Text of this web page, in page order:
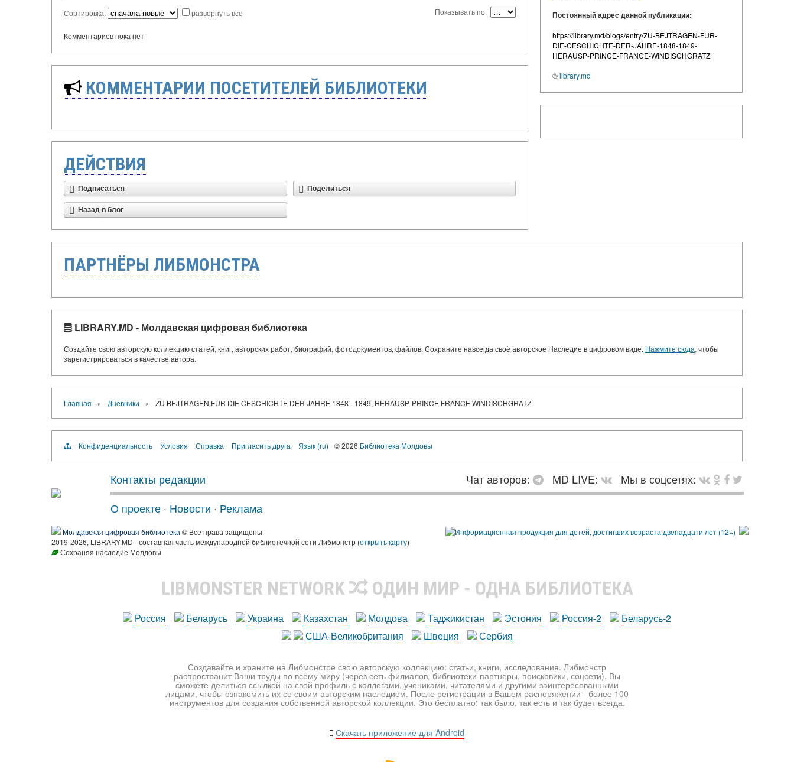
Сортировка: развернуть все Показывать по:
Комментариев пока нет
КОММЕНТАРИИ ПОСЕТИТЕЛЕЙ БИБЛИОТЕКИ
ДЕЙСТВИЯ
Подписаться Поделиться
Назад в блог
Постоянный адрес данной публикации:
https://library.md/blogs/entry/ZU-BEJTRAGEN-FUR-
DIE-CESCHICHTE-DER-JAHRE-1848-1849-
HERAUSP-PRINCE-FRANCE-WINDISCHGRATZ
©library.md
ПАРТНЁРЫ ЛИБМОНСТРА
LIBRARY.MD - Молдавская цифровая библиотека
Создайте свою авторскую коллекцию статей, книг, авторских работ, биографий, фотодокументов, файлов. Сохраните навсегда своё авторское Наследие в цифровом виде. Нажмите сюда, чтобы
зарегистрироваться в качестве автора.
Главная › Дневники › ZU BEJTRAGEN FUR DIE CESCHICHTE DER JAHRE 1848 - 1849, HERAUSP. PRINCE FRANCE WINDISCHGRATZ
Конфиденциальность Условия Справка Пригласить друга Язык (ru) © 2026 Библиотека Молдовы
Контакты редакции Чат авторов: MD LIVE:
Мы в соцсетях:
О проекте · Новости · Реклама
Молдавская цифровая библиотека © Все права защищены
2019-2026, LIBRARY.MD - составная часть международной библиотечной сети Либмонстр (открыть карту)
Сохраняя наследие Молдовы
LIBMONSTER NETWORK ОДИН МИР - ОДНА БИБЛИОТЕКА
Россия Беларусь Украина Казахстан Молдова Таджикистан Эстония Россия-2
Беларусь-2
США-Великобритания
Швеция Сербия
Создавайте и храните на Либмонстре свою авторскую коллекцию: статьи, книги, исследования. Либмонстр
распространит Ваши труды по всему миру (через сеть филиалов, библиотеки-партнеры, поисковики, соцсети). Вы
сможете делиться ссылкой на свой профиль с коллегами, учениками, читателями и другими заинтересованными
лицами, чтобы ознакомить их со своим авторским наследием. После регистрации в Вашем распоряжении - более 100
инструментов для создания собственной авторской коллекции. Это бесплатно: так было, так есть и так будет всегда.
Скачать приложение для Android